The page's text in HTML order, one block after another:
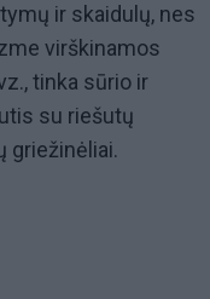
ir skaidulų, nes
virškinamos
tinka sūrio ir
su riešutų
griežinėliai.